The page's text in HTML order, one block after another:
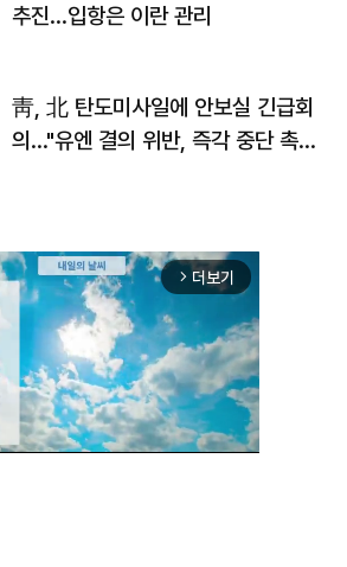
추진…입항은 이란 관리
靑, 北 탄도미사일에 안보실 긴급회
의…"유엔 결의 위반, 즉각 중단 촉
arrow_forward_ios 더보기